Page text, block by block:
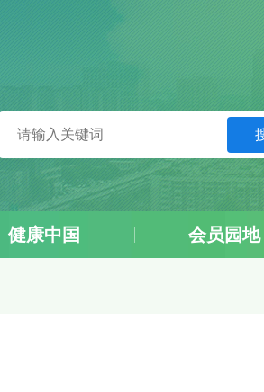
健康中国 会员园地